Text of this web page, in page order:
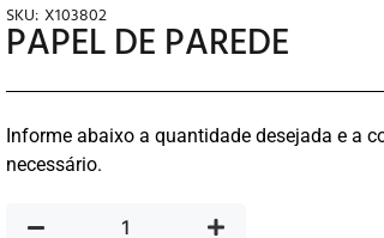
SKU: X103802
PAPEL DE PAREDE
Informe abaixo a quantidade desejada e a
necessário.